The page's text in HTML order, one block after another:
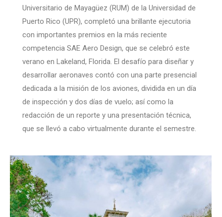
Universitario de Mayagüez (RUM) de la Universidad de
Puerto Rico (UPR), completó una brillante ejecutoria
con importantes premios en la más reciente
competencia SAE Aero Design, que se celebró este
verano en Lakeland, Florida. El desafío para diseñar y
desarrollar aeronaves contó con una parte presencial
dedicada a la misión de los aviones, dividida en un día
de inspección y dos días de vuelo; así como la
redacción de un reporte y una presentación técnica,
que se llevó a cabo virtualmente durante el semestre.